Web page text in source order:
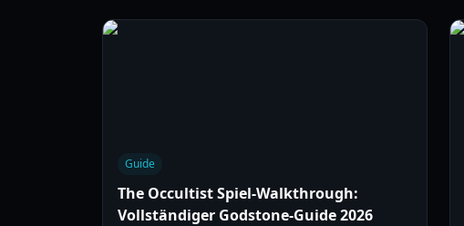
Guide
The Occultist Spiel-Walkthrough:
Vollständiger Godstone-Guide 2026